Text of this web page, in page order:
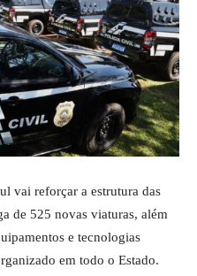
vai reforçar a estrutura das
de 525 novas viaturas, além
e tecnologias
em todo o Estado.